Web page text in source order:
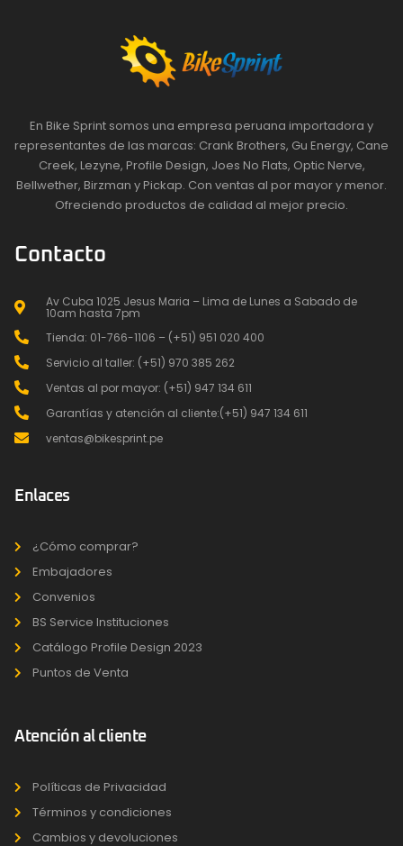
En Bike Sprint somos una empresa peruana importadora y
representantes de las marcas: Crank Brothers, Gu Energy, Cane
Creek, Lezyne, Profile Design, Joes No Flats, Optic Nerve,
Bellwether, Birzman y Pickap. Con ventas al por mayor y menor.
Ofreciendo productos de calidad al mejor precio.
Contacto
Av Cuba 1025 Jesus Maria – Lima de Lunes a Sabado de
10am hasta 7pm
Tienda: 01-766-1106 – (+51) 951 020 400
Servicio al taller: (+51) 970 385 262
Ventas al por mayor: (+51) 947 134 611
Garantías y atención al cliente:(+51) 947 134 611
ventas@bikesprint.pe
Enlaces
¿Cómo comprar?
Embajadores
Convenios
BS Service Instituciones
Catálogo Profile Design 2023
Puntos de Venta
Atención al cliente
Políticas de Privacidad
Términos y condiciones
Cambios y devoluciones